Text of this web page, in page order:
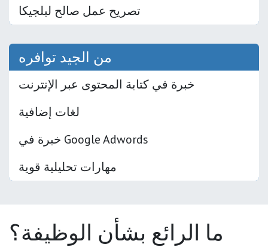
تصريح عمل صالح لبلجيكا
من الجيد توافره
خبرة في كتابة المحتوى عبر الإنترنت
لغات إضافية
خبرة في Google Adwords
مهارات تحليلية قوية
ما الرائع بشأن الوظيفة؟